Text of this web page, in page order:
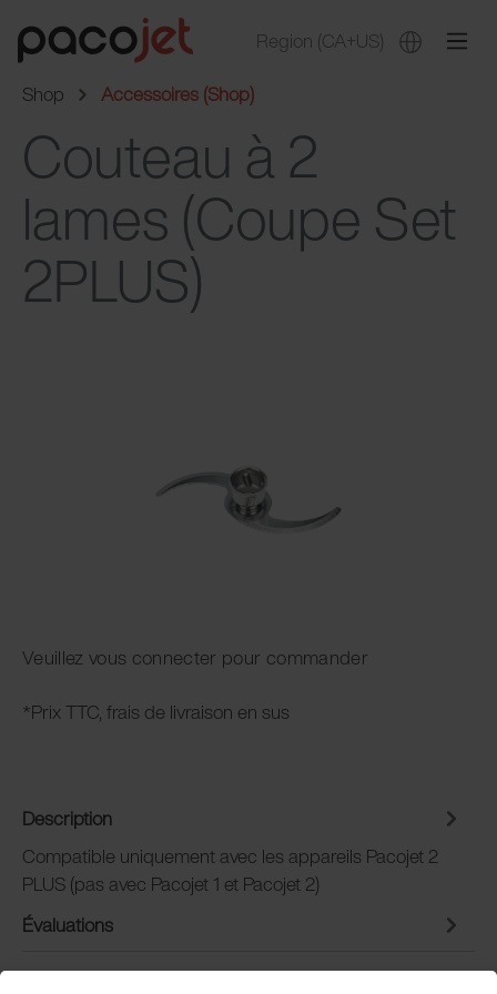
Region (CA+US)
Shop
Accessoires (Shop)
Couteau à 2
lames (Coupe Set
2PLUS)
Veuillez vous connecter pour commander
*Prix TTC, frais de livraison en sus
Description
Compatible uniquement avec les appareils Pacojet 2
PLUS (pas avec Pacojet 1 et Pacojet 2)
Évaluations